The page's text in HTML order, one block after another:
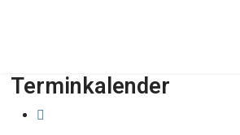
Terminkalender